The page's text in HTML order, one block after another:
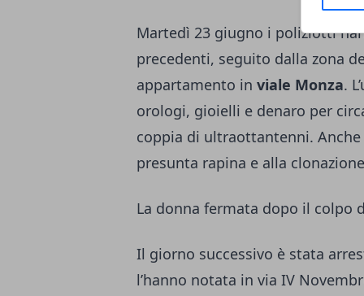
Martedì 23 giugno i poliziotti
precedenti, seguito dalla zona
appartamento in viale Monza.
orologi, gioielli e denaro per
coppia di ultraottantenni.
presunta rapina e alla
La donna fermata dopo il colpo
Il giorno successivo è stata
l’hanno notata in via IV